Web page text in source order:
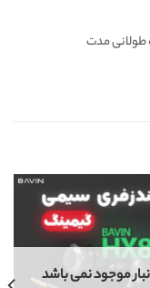
طولانی مدت
موجود نمی باشد